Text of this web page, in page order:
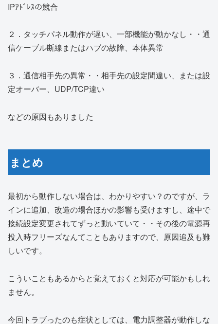
IPｱﾄﾞﾚｽの競合
２．タッチパネル動作が遅い、一部機能が動かなし・・通
信ケーブル断線またはハブの故障、本体異常
３．通信相手先の異常・・相手先の設定間違い、または設
定オーバー、UDP/TCP違い
などの原因もありました
まとめ
最初から動作しない場合は、わかりやすい？のですが、ラ
インに追加、改造の場合ほかの影響も受けますし、途中で
接続設定変更されてずっと動いていて・・その後の電源再
投入時フリーズなんてこともありますので、原因追及も難
しいです。
こういこともあるからと覚えておくと対応が可能かもしれ
ません。
今回トラブったのも症状としては、電力調整器が動作しな